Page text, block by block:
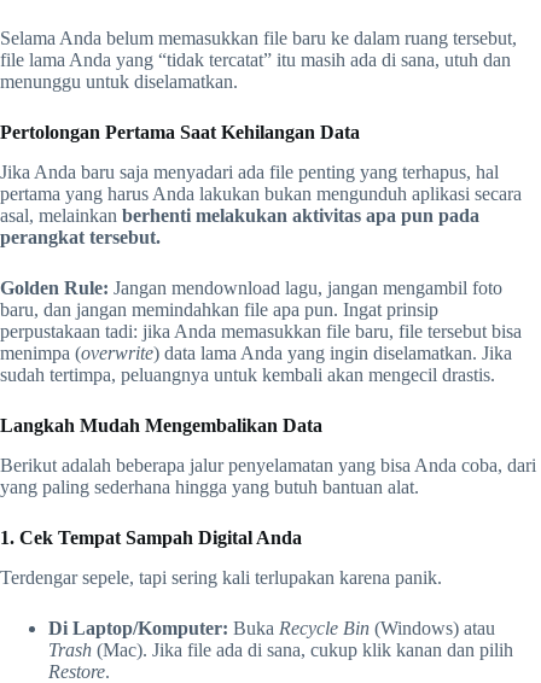
Selama Anda belum memasukkan file baru ke dalam ruang tersebut,
file lama Anda yang “tidak tercatat” itu masih ada di sana, utuh dan
menunggu untuk diselamatkan.
Pertolongan Pertama Saat Kehilangan Data
Jika Anda baru saja menyadari ada file penting yang terhapus, hal
pertama yang harus Anda lakukan bukan mengunduh aplikasi secara
asal, melainkan berhenti melakukan aktivitas apa pun pada
perangkat tersebut.
Golden Rule: Jangan mendownload lagu, jangan mengambil foto
baru, dan jangan memindahkan file apa pun. Ingat prinsip
perpustakaan tadi: jika Anda memasukkan file baru, file tersebut bisa
menimpa (overwrite) data lama Anda yang ingin diselamatkan. Jika
sudah tertimpa, peluangnya untuk kembali akan mengecil drastis.
Langkah Mudah Mengembalikan Data
Berikut adalah beberapa jalur penyelamatan yang bisa Anda coba, dari
yang paling sederhana hingga yang butuh bantuan alat.
1. Cek Tempat Sampah Digital Anda
Terdengar sepele, tapi sering kali terlupakan karena panik.
Di Laptop/Komputer: Buka Recycle Bin (Windows) atau
Trash (Mac). Jika file ada di sana, cukup klik kanan dan pilih
Restore.